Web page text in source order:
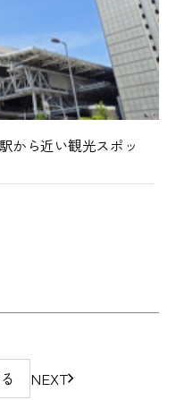
から近い観光スポッ
NEXT